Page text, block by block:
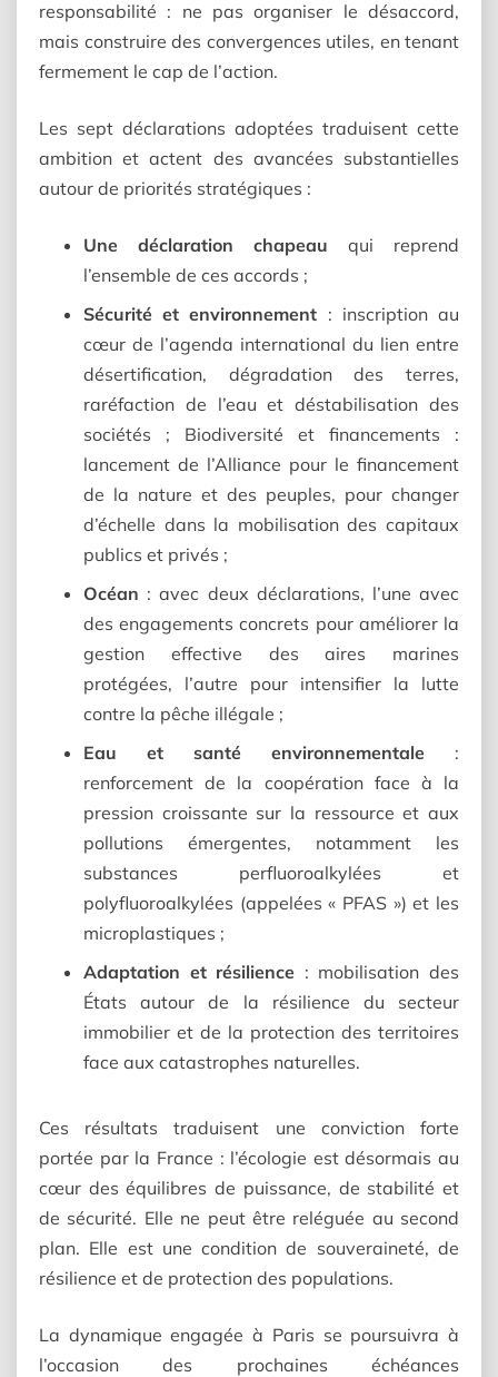
responsabilité : ne pas organiser le désaccord,
mais construire des convergences utiles, en tenant
fermement le cap de l’action.
Les sept déclarations adoptées traduisent cette
ambition et actent des avancées substantielles
autour de priorités stratégiques :
Une déclaration chapeau qui reprend
l’ensemble de ces accords ;
Sécurité et environnement : inscription au
cœur de l’agenda international du lien entre
désertification, dégradation des terres,
raréfaction de l’eau et déstabilisation des
sociétés ; Biodiversité et financements :
lancement de l’Alliance pour le financement
de la nature et des peuples, pour changer
d’échelle dans la mobilisation des capitaux
publics et privés ;
Océan : avec deux déclarations, l’une avec
des engagements concrets pour améliorer la
gestion effective des aires marines
protégées, l’autre pour intensifier la lutte
contre la pêche illégale ;
Eau et santé environnementale :
renforcement de la coopération face à la
pression croissante sur la ressource et aux
pollutions émergentes, notamment les
substances perfluoroalkylées et
polyfluoroalkylées (appelées « PFAS ») et les
microplastiques ;
Adaptation et résilience : mobilisation des
États autour de la résilience du secteur
immobilier et de la protection des territoires
face aux catastrophes naturelles.
Ces résultats traduisent une conviction forte
portée par la France : l’écologie est désormais au
cœur des équilibres de puissance, de stabilité et
de sécurité. Elle ne peut être reléguée au second
plan. Elle est une condition de souveraineté, de
résilience et de protection des populations.
La dynamique engagée à Paris se poursuivra à
l’occasion des prochaines échéances